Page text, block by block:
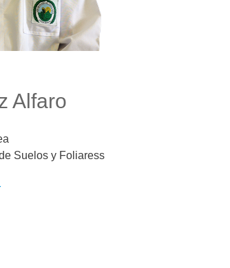
Alfaro
Suelos y Foliaress